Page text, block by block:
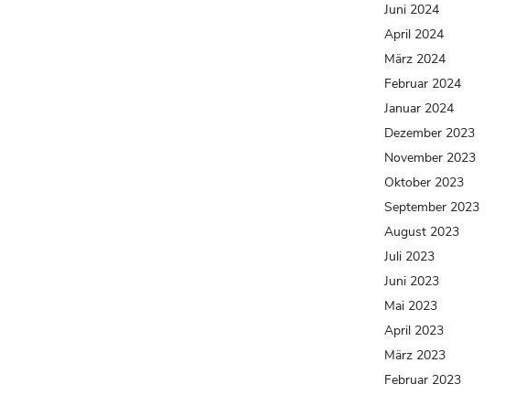
Juni 2024
April 2024
März 2024
Februar 2024
Januar 2024
Dezember 2023
November 2023
Oktober 2023
September 2023
August 2023
Juli 2023
Juni 2023
Mai 2023
April 2023
März 2023
Februar 2023